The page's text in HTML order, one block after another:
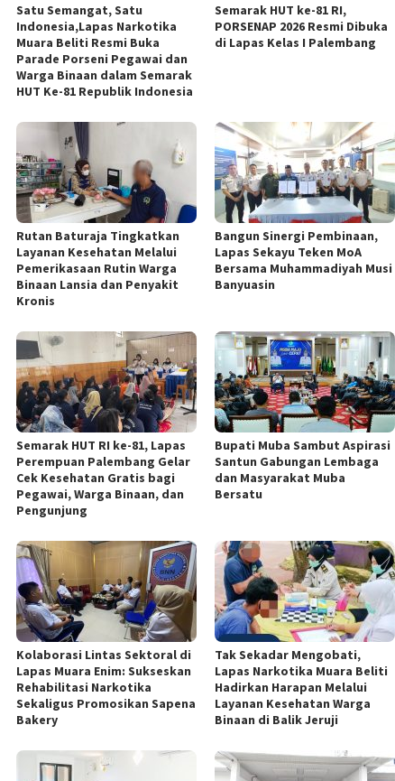
Satu Semangat, Satu
Indonesia,Lapas Narkotika
Muara Beliti Resmi Buka
Parade Porseni Pegawai dan
Warga Binaan dalam Semarak
HUT Ke-81 Republik Indonesia
Semarak HUT ke-81 RI,
PORSENAP 2026 Resmi Dibuka
di Lapas Kelas I Palembang
Rutan Baturaja Tingkatkan
Layanan Kesehatan Melalui
Pemerikasaan Rutin Warga
Binaan Lansia dan Penyakit
Kronis
Bangun Sinergi Pembinaan,
Lapas Sekayu Teken MoA
Bersama Muhammadiyah Musi
Banyuasin
Semarak HUT RI ke-81, Lapas
Perempuan Palembang Gelar
Cek Kesehatan Gratis bagi
Pegawai, Warga Binaan, dan
Pengunjung
Bupati Muba Sambut Aspirasi
Santun Gabungan Lembaga
dan Masyarakat Muba
Bersatu
Kolaborasi Lintas Sektoral di
Lapas Muara Enim: Sukseskan
Rehabilitasi Narkotika
Sekaligus Promosikan Sapena
Bakery
Tak Sekadar Mengobati,
Lapas Narkotika Muara Beliti
Hadirkan Harapan Melalui
Layanan Kesehatan Warga
Binaan di Balik Jeruji